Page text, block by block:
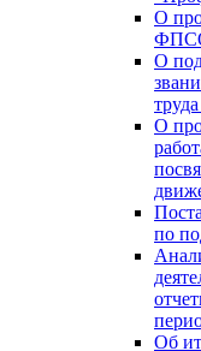
О
О
О
по
Об